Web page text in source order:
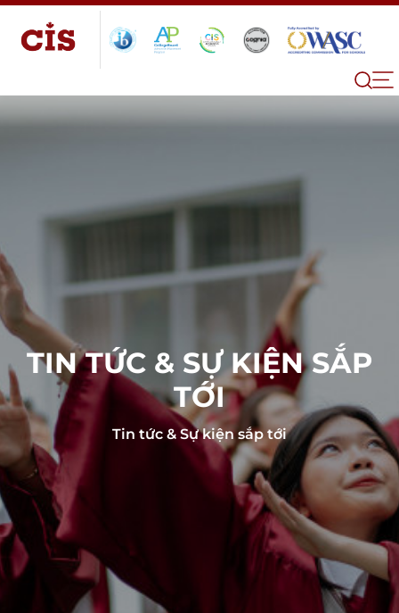
TIN TỨC & SỰ KIỆN SẮP
TỚI
Tin tức & Sự kiện sắp tới